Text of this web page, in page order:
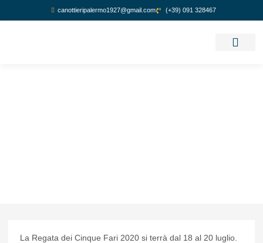
canottieripalermo1927@gmail.com (+39) 091 328467
La Regata dei Cinque Fari 2020 si terrà dal 18 al 20 luglio.